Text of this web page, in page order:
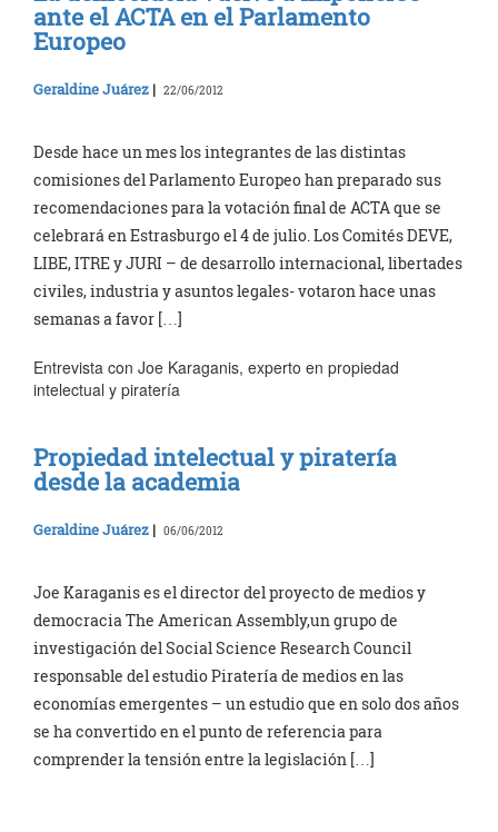
ante el ACTA en el Parlamento
Europeo
Geraldine Juárez | 22/06/2012
Desde hace un mes los integrantes de las distintas
comisiones del Parlamento Europeo han preparado sus
recomendaciones para la votación final de ACTA que se
celebrará en Estrasburgo el 4 de julio. Los Comités DEVE,
LIBE, ITRE y JURI – de desarrollo internacional, libertades
civiles, industria y asuntos legales- votaron hace unas
semanas a favor […]
Entrevista con Joe Karaganis, experto en propiedad
intelectual y piratería
Propiedad intelectual y piratería
desde la academia
Geraldine Juárez | 06/06/2012
Joe Karaganis es el director del proyecto de medios y
democracia The American Assembly,un grupo de
investigación del Social Science Research Council
responsable del estudio Piratería de medios en las
economías emergentes – un estudio que en solo dos años
se ha convertido en el punto de referencia para
comprender la tensión entre la legislación […]